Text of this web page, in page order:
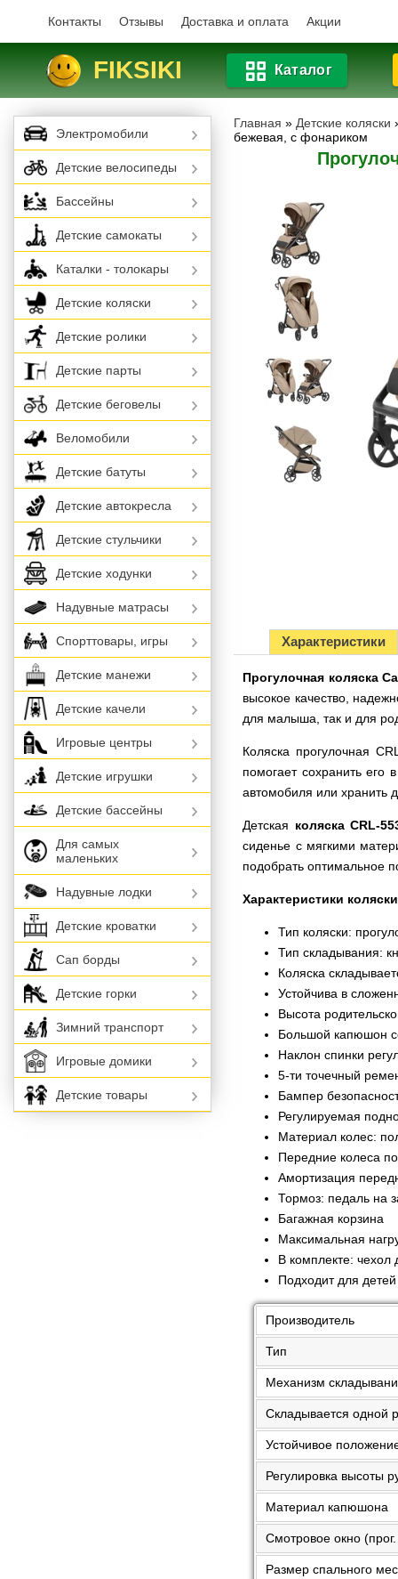
Контакты Отзывы Доставка и оплата Акции
FIKSIKI Каталог
Главная » Детские коляски
бежевая, с фонариком
Характеристики
Прогулочная коляска
высокое качество,
для малыша, так и для
Коляска прогулочная
помогает сохранить его
автомобиля или хранить
Детская коляска CRL-
сиденье с мягкими
подобрать оптимальное
Характеристики
Тип коляски:
Тип складывания:
Коляска
Устойчива в
Высота
Большой капюшон
Наклон спинки
5-ти точечный
Бампер
Регулируемая
Материал колес:
Передние колеса
Амортизация
Тормоз: педаль на
Багажная корзина
Максимальная
В комплекте: чехол
Подходит для
Производитель
Тип
Механизм
Складывается одной
Устойчивое
Регулировка высоты
Материал капюшона
Смотровое окно
Размер спального
Электромобили
Детские велосипеды
Бассейны
Детские самокаты
Каталки - толокары
Детские коляски
Детские ролики
Детские парты
Детские беговелы
Веломобили
Детские батуты
Детские автокресла
Детские стульчики
Детские ходунки
Надувные матрасы
Спорттовары, игры
Детские манежи
Детские качели
Игровые центры
Детские игрушки
Детские бассейны
Для самых
маленьких
Надувные лодки
Детские кроватки
Сап борды
Детские горки
Зимний транспорт
Игровые домики
Детские товары